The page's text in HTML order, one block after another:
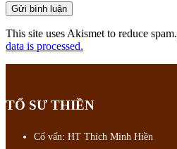
This site uses Akismet to reduce spam.
data is processed.
TỔ SƯ THIỀN
Cố vấn: HT Thích Minh Hiền